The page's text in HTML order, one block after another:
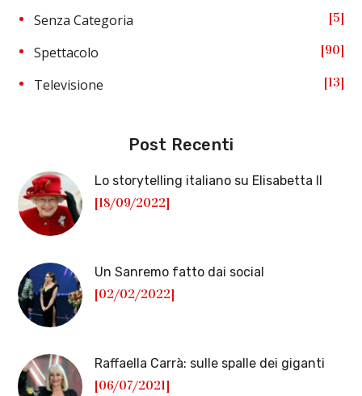
Senza Categoria 5
Spettacolo 90
Televisione 13
Post Recenti
Lo storytelling italiano su Elisabetta II
[18/09/2022]
Un Sanremo fatto dai social
[02/02/2022]
Raffaella Carrà: sulle spalle dei giganti
[06/07/2021]